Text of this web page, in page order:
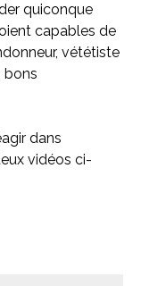
quiconque
capables de
vététiste
bons
dans
vidéos ci-